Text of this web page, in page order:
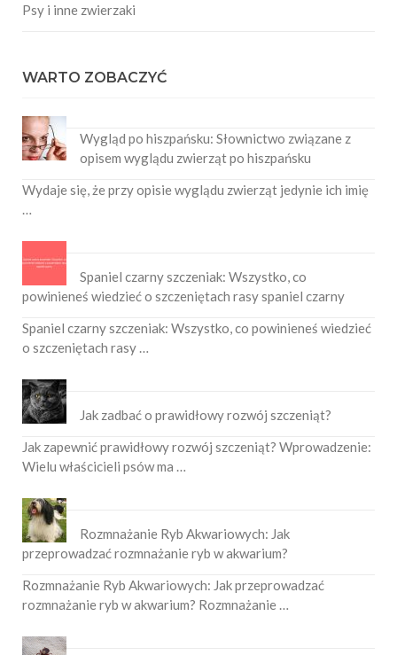
Psy i inne zwierzaki
WARTO ZOBACZYĆ
Wygląd po hiszpańsku: Słownictwo związane z
opisem wyglądu zwierząt po hiszpańsku
Wydaje się, że przy opisie wyglądu zwierząt jedynie ich imię
…
Spaniel czarny szczeniak: Wszystko, co
powinieneś wiedzieć o szczeniętach rasy spaniel czarny
Spaniel czarny szczeniak: Wszystko, co powinieneś wiedzieć
o szczeniętach rasy …
Jak zadbać o prawidłowy rozwój szczeniąt?
Jak zapewnić prawidłowy rozwój szczeniąt? Wprowadzenie:
Wielu właścicieli psów ma …
Rozmnażanie Ryb Akwariowych: Jak
przeprowadzać rozmnażanie ryb w akwarium?
Rozmnażanie Ryb Akwariowych: Jak przeprowadzać
rozmnażanie ryb w akwarium? Rozmnażanie …